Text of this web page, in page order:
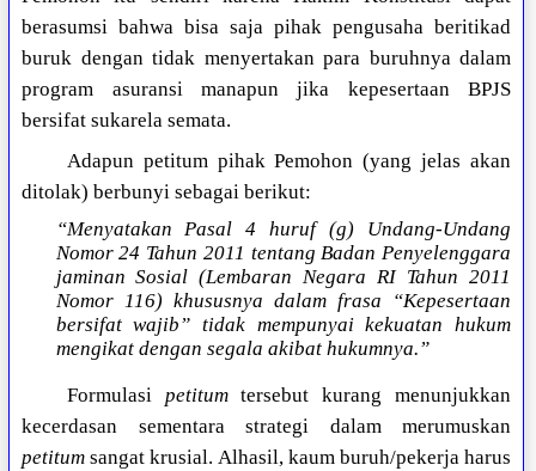
berasumsi bahwa bisa saja pihak pengusaha beritikad
buruk dengan tidak menyertakan para buruhnya dalam
program asuransi manapun jika kepesertaan BPJS
bersifat sukarela semata.
Adapun petitum pihak Pemohon (yang jelas akan
ditolak) berbunyi sebagai berikut:
“Menyatakan Pasal 4 huruf (g) Undang-Undang
Nomor 24 Tahun 2011 tentang Badan Penyelenggara
jaminan Sosial (Lembaran Negara RI Tahun 2011
Nomor 116) khususnya dalam frasa “Kepesertaan
bersifat wajib” tidak mempunyai kekuatan hukum
mengikat dengan segala akibat hukumnya.”
Formulasi petitumtersebut kurang menunjukkan
kecerdasan sementara strategi dalam merumuskan
petitum sangat krusial. Alhasil, kaum buruh/pekerja harus